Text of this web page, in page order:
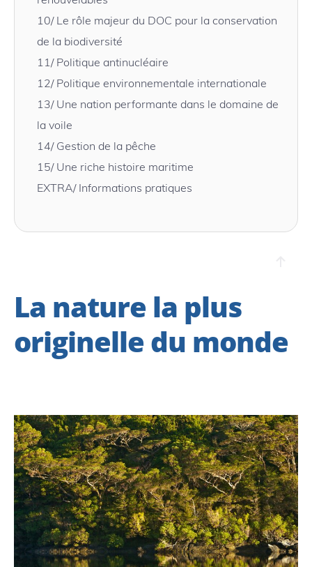
10/ Le rôle majeur du DOC pour la conservation
de la biodiversité
11/ Politique antinucléaire
12/ Politique environnementale internationale
13/ Une nation performante dans le domaine de
la voile
14/ Gestion de la pêche
15/ Une riche histoire maritime
EXTRA/ Informations pratiques
La nature la plus
originelle du monde